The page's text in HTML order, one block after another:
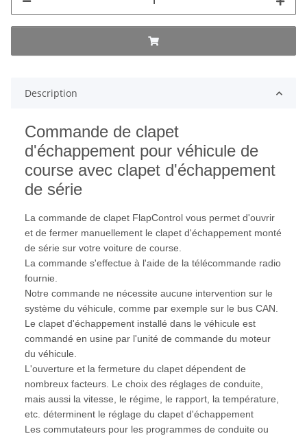
Description
Commande de clapet
d'échappement pour véhicule de
course avec clapet d'échappement
de série
La commande de clapet FlapControl vous permet d'ouvrir
et de fermer manuellement le clapet d'échappement monté
de série sur votre voiture de course.
La commande s'effectue à l'aide de la télécommande radio
fournie.
Notre commande ne nécessite aucune intervention sur le
système du véhicule, comme par exemple sur le bus CAN.
Le clapet d'échappement installé dans le véhicule est
commandé en usine par l'unité de commande du moteur
du véhicule.
L'ouverture et la fermeture du clapet dépendent de
nombreux facteurs. Le choix des réglages de conduite,
mais aussi la vitesse, le régime, le rapport, la température,
etc. déterminent le réglage du clapet d'échappement
Les commutateurs pour les programmes de conduite ou